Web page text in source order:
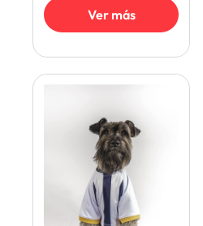
Ver más